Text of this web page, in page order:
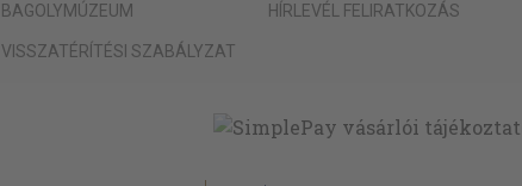
BAGOLYMÚZEUM
VISSZATÉRÍTÉSI SZABÁLYZAT
HÍRLEVÉL FELIRATKOZÁS